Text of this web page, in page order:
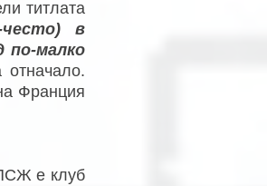
титлата
в
по-малко
Франция
е клуб